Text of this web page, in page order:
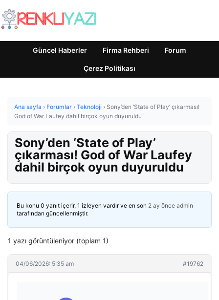
Güncel Haberler Firma Rehberi Forum
Çerez Politikası
Ana sayfa › Forumlar › Teknoloji › Sony’den ‘State of Play’ çıkarması!
God of War Laufey dahil birçok oyun duyuruldu
Sony’den ‘State of Play’
çıkarması! God of War Laufey
dahil birçok oyun duyuruldu
Bu konu 0 yanıt içerir, 1 izleyen vardır ve en son 2 ay önce admin
tarafından güncellenmiştir.
1 yazı görüntüleniyor (toplam 1)
04/06/2026: 5:35 am #19762